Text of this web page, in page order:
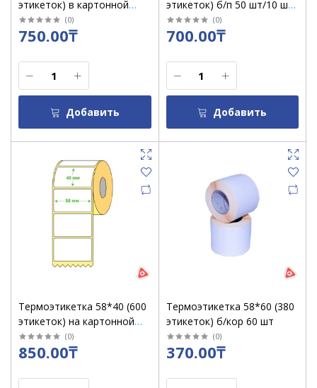
этикеток) в картонной
втулке б/кор 50 шт
(0)
750.00₸
Добавить
этикеток) б/п 50 шт/10 шт
в уп
(0)
700.00₸
Добавить
Термоэтикетка 58*40 (600
этикеток) на картонной
фтулке /кор 50 шт/10 шт в
уп
(0)
850.00₸
Термоэтикетка 58*60 (380
этикеток) б/кор 60 шт
(0)
370.00₸